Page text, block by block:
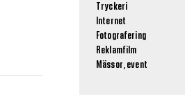
Tryckeri
Internet
Fotografering
Reklamfilm
Mässor, event